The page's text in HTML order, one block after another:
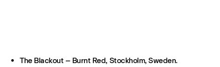
The Blackout – Burnt Red, Stockholm, Sweden.